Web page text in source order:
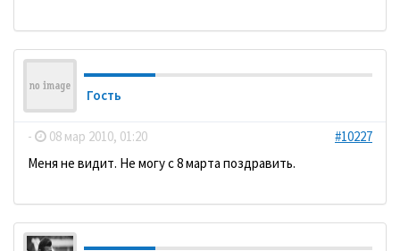
Гость
- 08 мар 2010, 01:20
#10227
Меня не видит. Не могу с 8 марта поздравить.